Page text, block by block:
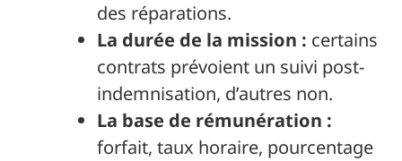
des réparations.
La durée de la mission : certains
contrats prévoient un suivi post-
indemnisation, d’autres non.
La base de rémunération :
forfait, taux horaire, pourcentage